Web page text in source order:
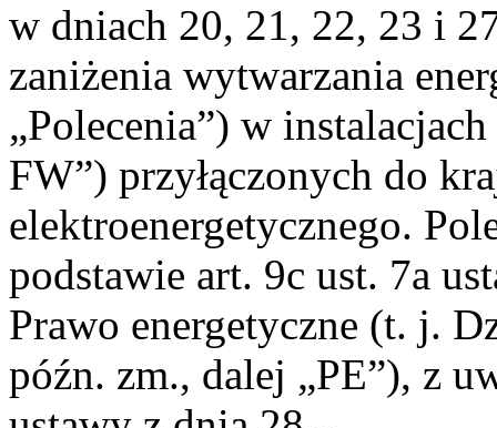
w dniach 20, 21, 22, 23 i
zaniżenia wytwarzania
„Polecenia”) w
FW”) przyłączonych do
elektroenergetycznego.
podstawie art. 9c ust. 7a
Prawo energetyczne (t. j.
późn. zm., dalej „PE”), z